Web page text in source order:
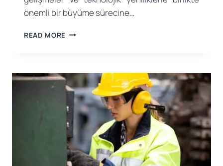
önemli bir büyüme sürecine…
READ MORE KUZEY
EKIPMAN
PAZARINDA
HIZLI
BÜYÜME:
YENILIKLER,
TRENDLER
VE
GELECEK
BEKLENTILERI